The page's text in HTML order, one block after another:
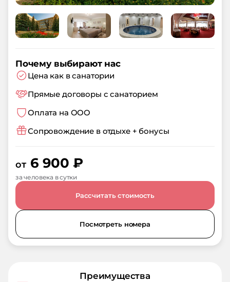
Почему выбирают нас
Цена как в санатории
Прямые договоры с санаторием
Оплата на ООО
Сопровождение в отдыхе + бонусы
от 6 900 ₽
за человека в сутки
Рассчитать стоимость
Посмотреть номера
Преимущества